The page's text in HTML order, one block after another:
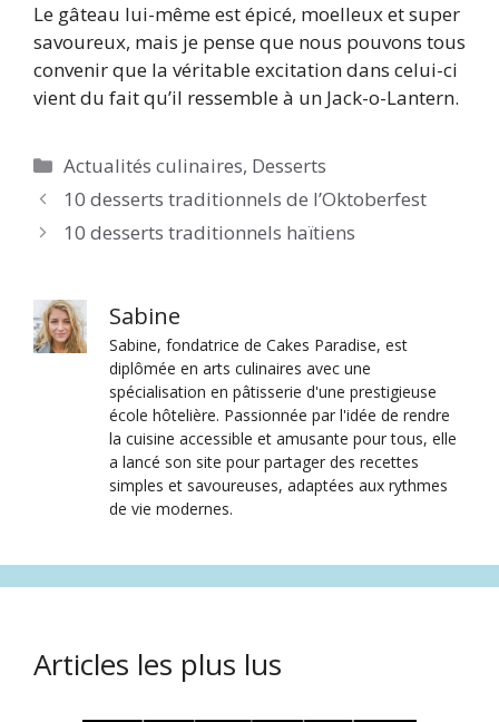
Le gâteau lui-même est épicé, moelleux et super
savoureux, mais je pense que nous pouvons tous
convenir que la véritable excitation dans celui-ci
vient du fait qu’il ressemble à un Jack-o-Lantern.
Catégories
Actualités culinaires, Desserts
10 desserts traditionnels de l’Oktoberfest
10 desserts traditionnels haïtiens
Sabine
Sabine, fondatrice de Cakes Paradise, est
diplômée en arts culinaires avec une
spécialisation en pâtisserie d'une prestigieuse
école hôtelière. Passionnée par l'idée de rendre
la cuisine accessible et amusante pour tous, elle
a lancé son site pour partager des recettes
simples et savoureuses, adaptées aux rythmes
de vie modernes.
Articles les plus lus